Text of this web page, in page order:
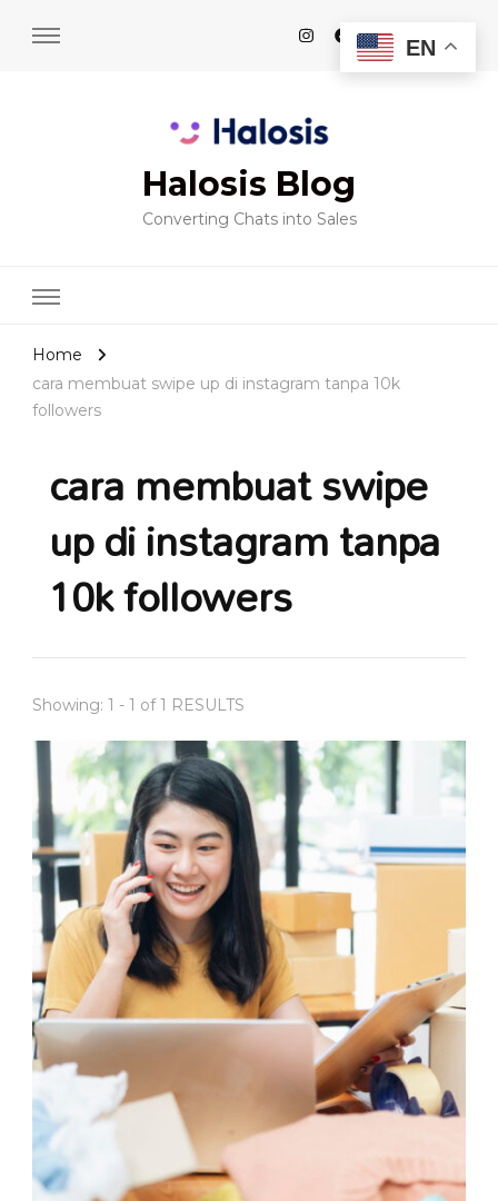
Halosis Blog
Converting Chats into Sales
Home
cara membuat swipe up di instagram tanpa 10k
followers
cara membuat swipe
up di instagram tanpa
10k followers
Showing: 1 - 1 of 1 RESULTS
EN